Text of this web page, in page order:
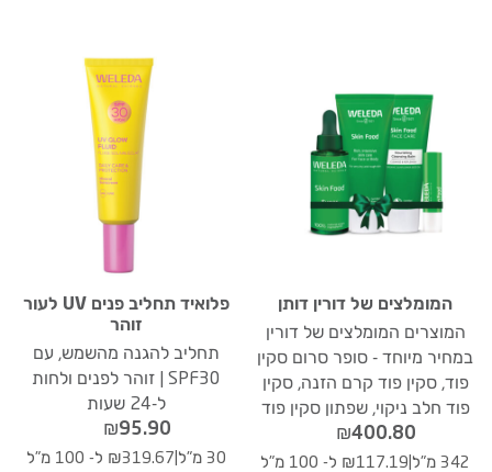
המומלצים של דורין דותן
המוצרים המומלצים של דורין
במחיר מיוחד - סופר סרום סקין
פוד, סקין פוד קרם הזנה, סקין
פוד חלב ניקוי, שפתון סקין פוד
₪400.80
342 מ"ל ₪117.19 ל- 100 מ"ל
פלואיד תחליב פנים UV לעור
זוהר
תחליב להגנה מהשמש, עם
SPF30 | זוהר לפנים ולחות
ל-24 שעות
₪95.90
30 מ"ל ₪319.67 ל- 100 מ"ל